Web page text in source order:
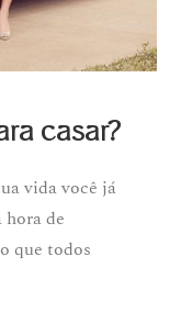
casar?
vida você já
hora de
que todos